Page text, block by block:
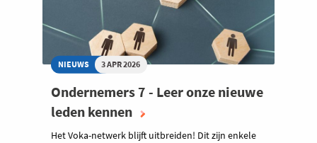
NIEUWS 3 APR 2026
Ondernemers 7 - Leer onze nieuwe
leden kennen
Het Voka-netwerk blijft uitbreiden! Dit zijn enkele